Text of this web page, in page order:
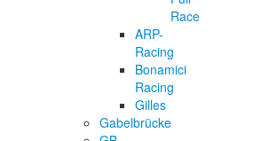
Race
ARP-
Racing
Bonamici
Racing
Gilles
Gabelbrücke